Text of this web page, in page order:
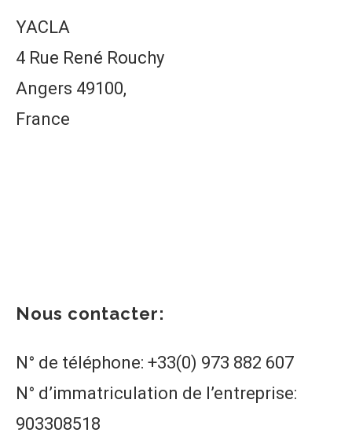
YACLA
4 Rue René Rouchy
Angers 49100,
France
Nous contacter:
N° de téléphone: +33(0) 973 882 607
N° d’immatriculation de l’entreprise:
903308518